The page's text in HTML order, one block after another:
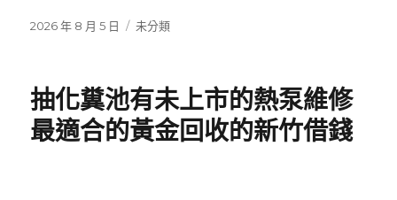
發
2026 年 8 月 5 日
分
未分類
抽化糞池有未上市的熱泵維修
最適合的黃金回收的新竹借錢